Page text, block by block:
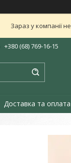
Зараз у компанії
+380 (68) 769-16-15
Доставка та оплата